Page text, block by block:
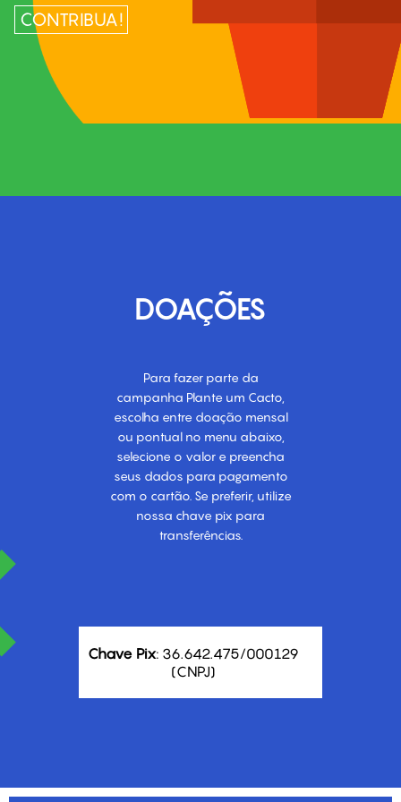
CONTRIBUA!
DOAÇÕES
Para fazer parte da
campanha Plante um Cacto,
escolha entre doação mensal
ou pontual no menu abaixo,
selecione o valor e preencha
seus dados para pagamento
com o cartão. Se preferir, utilize
nossa chave pix para
transferências.
Chave Pix: 36.642.475/000129
(CNPJ)